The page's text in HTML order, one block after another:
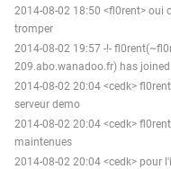
2014-08-02 18:50 <fl0rent> oui
tromper
2014-08-02 19:57 -!-
209.abo.wanadoo.fr) has
2014-08-02 20:04 <cedk>
serveur demo
2014-08-02 20:04 <cedk>
maintenues
2014-08-02 20:04 <cedk> pour